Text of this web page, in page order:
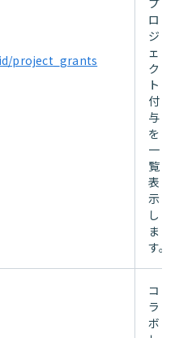
project_grants
プ
ロ
ジ
ェ
ク
ト
付
与
を
一
覧
表
示
し
ま
す。
コ
ラ
ボ